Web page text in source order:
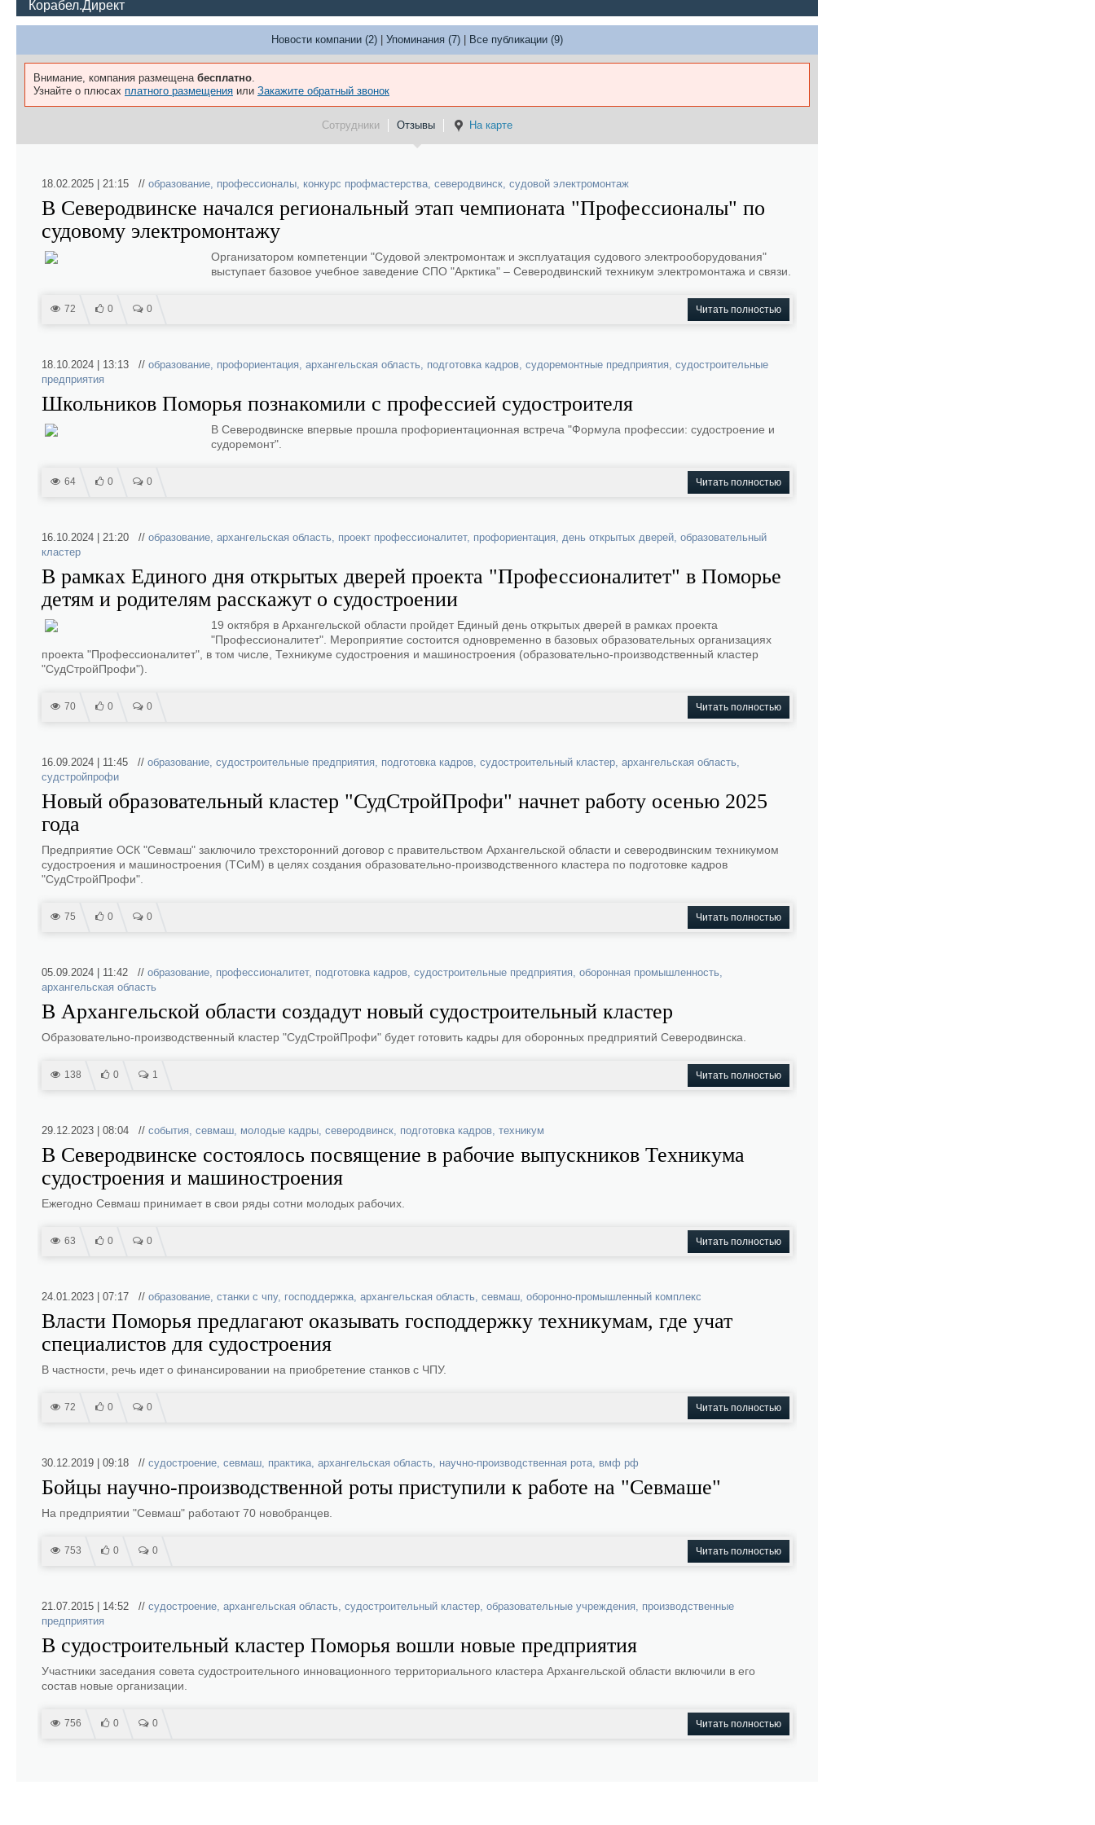
Корабел.Директ
Новости компании (2) Упоминания (7) Все публикации (9)
Внимание, компания размещена бесплатно.
Узнайте о плюсах платного размещения или Закажите обратный звонок
Сотрудники Отзывы На карте
18.02.2025 | 21:15 // образование, профессионалы, конкурс профмастерства, северодвинск, судовой электромонтаж
В Северодвинске начался региональный этап чемпионата "Профессионалы" по
судовому электромонтажу
Организатором компетенции "Судовой электромонтаж и эксплуатация судового электрооборудования"
выступает базовое учебное заведение СПО "Арктика" – Северодвинский техникум электромонтажа и связи.
72 0 0 Читать полностью
18.10.2024 | 13:13 // образование, профориентация, архангельская область, подготовка кадров, судоремонтные предприятия, судостроительные
предприятия
Школьников Поморья познакомили с профессией судостроителя
В Северодвинске впервые прошла профориентационная встреча "Формула профессии: судостроение и
судоремонт".
64 0 0 Читать полностью
16.10.2024 | 21:20 // образование, архангельская область, проект профессионалитет, профориентация, день открытых дверей, образовательный
кластер
В рамках Единого дня открытых дверей проекта "Профессионалитет" в Поморье
детям и родителям расскажут о судостроении
19 октября в Архангельской области пройдет Единый день открытых дверей в рамках проекта
"Профессионалитет". Мероприятие состоится одновременно в базовых образовательных организациях
проекта "Профессионалитет", в том числе, Техникуме судостроения и машиностроения (образовательно-производственный кластер
"СудСтройПрофи").
70 0 0 Читать полностью
16.09.2024 | 11:45 // образование, судостроительные предприятия, подготовка кадров, судостроительный кластер, архангельская область,
судстройпрофи
Новый образовательный кластер "СудСтройПрофи" начнет работу осенью 2025
года
Предприятие ОСК "Севмаш" заключило трехсторонний договор с правительством Архангельской области и северодвинским техникумом
судостроения и машиностроения (ТСиМ) в целях создания образовательно-производственного кластера по подготовке кадров
"СудСтройПрофи".
75 0 0 Читать полностью
05.09.2024 | 11:42 // образование, профессионалитет, подготовка кадров, судостроительные предприятия, оборонная промышленность,
архангельская область
В Архангельской области создадут новый судостроительный кластер
Образовательно-производственный кластер "СудСтройПрофи" будет готовить кадры для оборонных предприятий Северодвинска.
138 0 1 Читать полностью
29.12.2023 | 08:04 // события, севмаш, молодые кадры, северодвинск, подготовка кадров, техникум
В Северодвинске состоялось посвящение в рабочие выпускников Техникума
судостроения и машиностроения
Ежегодно Севмаш принимает в свои ряды сотни молодых рабочих.
63 0 0 Читать полностью
24.01.2023 | 07:17 // образование, станки с чпу, господдержка, архангельская область, севмаш, оборонно-промышленный комплекс
Власти Поморья предлагают оказывать господдержку техникумам, где учат
специалистов для судостроения
В частности, речь идет о финансировании на приобретение станков с ЧПУ.
72 0 0 Читать полностью
30.12.2019 | 09:18 // судостроение, севмаш, практика, архангельская область, научно-производственная рота, вмф рф
Бойцы научно-производственной роты приступили к работе на "Севмаше"
На предприятии "Севмаш" работают 70 новобранцев.
753 0 0 Читать полностью
21.07.2015 | 14:52 // судостроение, архангельская область, судостроительный кластер, образовательные учреждения, производственные
предприятия
В судостроительный кластер Поморья вошли новые предприятия
Участники заседания совета судостроительного инновационного территориального кластера Архангельской области включили в его
состав новые организации.
756 0 0 Читать полностью